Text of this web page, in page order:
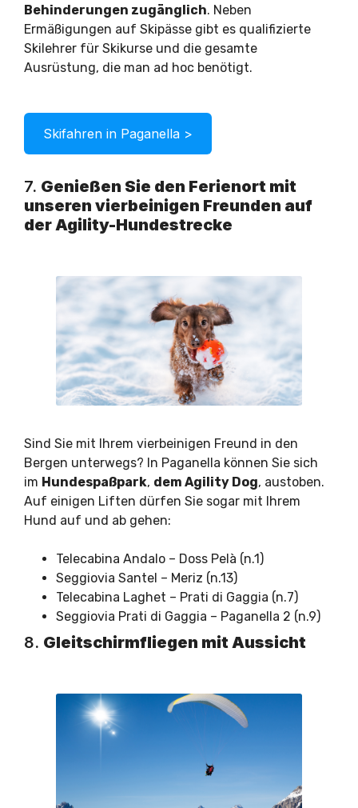
Behinderungen zugänglich. Neben
Ermäßigungen auf Skipässe gibt es qualifizierte
Skilehrer für Skikurse und die gesamte
Ausrüstung, die man ad hoc benötigt.
Skifahren in Paganella >
7. Genießen Sie den Ferienort mit
unseren vierbeinigen Freunden auf
der Agility-Hundestrecke
Sind Sie mit Ihrem vierbeinigen Freund in den
Bergen unterwegs? In Paganella können Sie sich
im Hundespaßpark, dem Agility Dog, austoben.
Auf einigen Liften dürfen Sie sogar mit Ihrem
Hund auf und ab gehen:
Telecabina Andalo – Doss Pelà (n.1)
Seggiovia Santel – Meriz (n.13)
Telecabina Laghet – Prati di Gaggia (n.7)
Seggiovia Prati di Gaggia – Paganella 2 (n.9)
8. Gleitschirmfliegen mit Aussicht